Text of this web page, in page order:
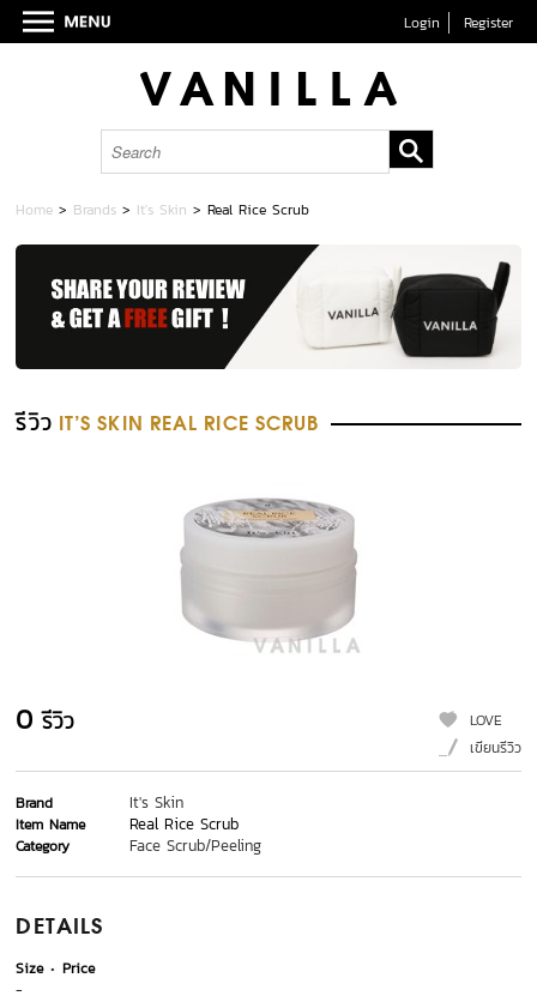
Login Register
Home > Brands > It's Skin >Real Rice Scrub
รีวิว IT'S SKIN REAL RICE SCRUB
0 รีวิว
LOVE
เขียนรีวิว
Brand It's Skin
Item Name Real Rice Scrub
Category Face Scrub/Peeling
DETAILS
Size
Price
-